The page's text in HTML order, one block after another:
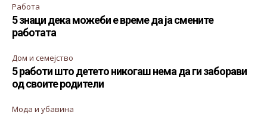
Работа
5 знаци дека можеби е време да ја смените
работата
Дом и семејство
5 работи што детето никогаш нема да ги заборави
од своите родители
Мода и убавина